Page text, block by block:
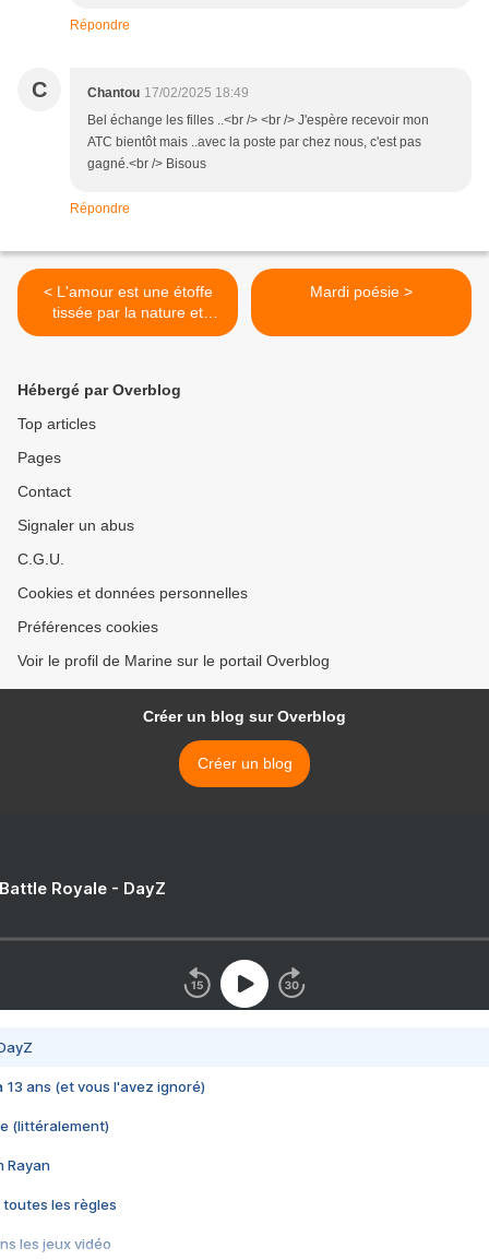
Répondre
C Chantou 17/02/2025 18:49
Bel échange les filles ..<br /> <br /> J'espère recevoir mon
ATC bientôt mais ..avec la poste par chez nous, c'est pas
gagné.<br /> Bisous
Répondre
< L'amour est une étoffe
tissée par la nature et
brodée par l'imagination
Mardi poésie >
Hébergé par Overblog
Top articles
Pages
Contact
Signaler un abus
C.G.U.
Cookies et données personnelles
Préférences cookies
Voir le profil de Marine sur le portail Overblog
Créer un blog sur Overblog
Créer un blog
Royale - DayZ
13 ans (et vous l'avez ignoré)
(littéralement)
Rayan
toutes les règles
les jeux vidéo